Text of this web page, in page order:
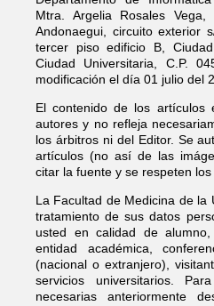
Mtra. Argelia Rosales Vega,
Andonaegui, circuito exterior
tercer piso edificio B,
Ciudad Universitaria, C.P.
modificación el día 01 julio del
El contenido de los artículos
autores y no refleja
los árbitros ni del Editor. Se
artículos (no así de las
citar la fuente y se respeten
La Facultad de Medicina de la
tratamiento de sus datos
usted en calidad de
entidad académica,
(nacional o extranjero),
servicios universitarios.
necesarias anteriormente